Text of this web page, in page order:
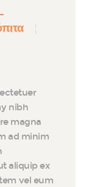
nibh
magna
ad minim
aliquip ex
vel eum